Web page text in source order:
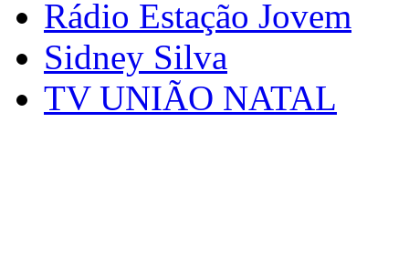
Rádio Estação Jovem
Sidney Silva
TV UNIÃO NATAL